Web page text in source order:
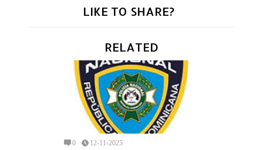
LIKE TO SHARE?
RELATED
0 12-11-2025